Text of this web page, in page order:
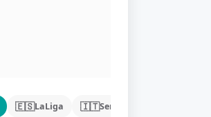
🇪🇸LaLiga 🇮🇹Serie A